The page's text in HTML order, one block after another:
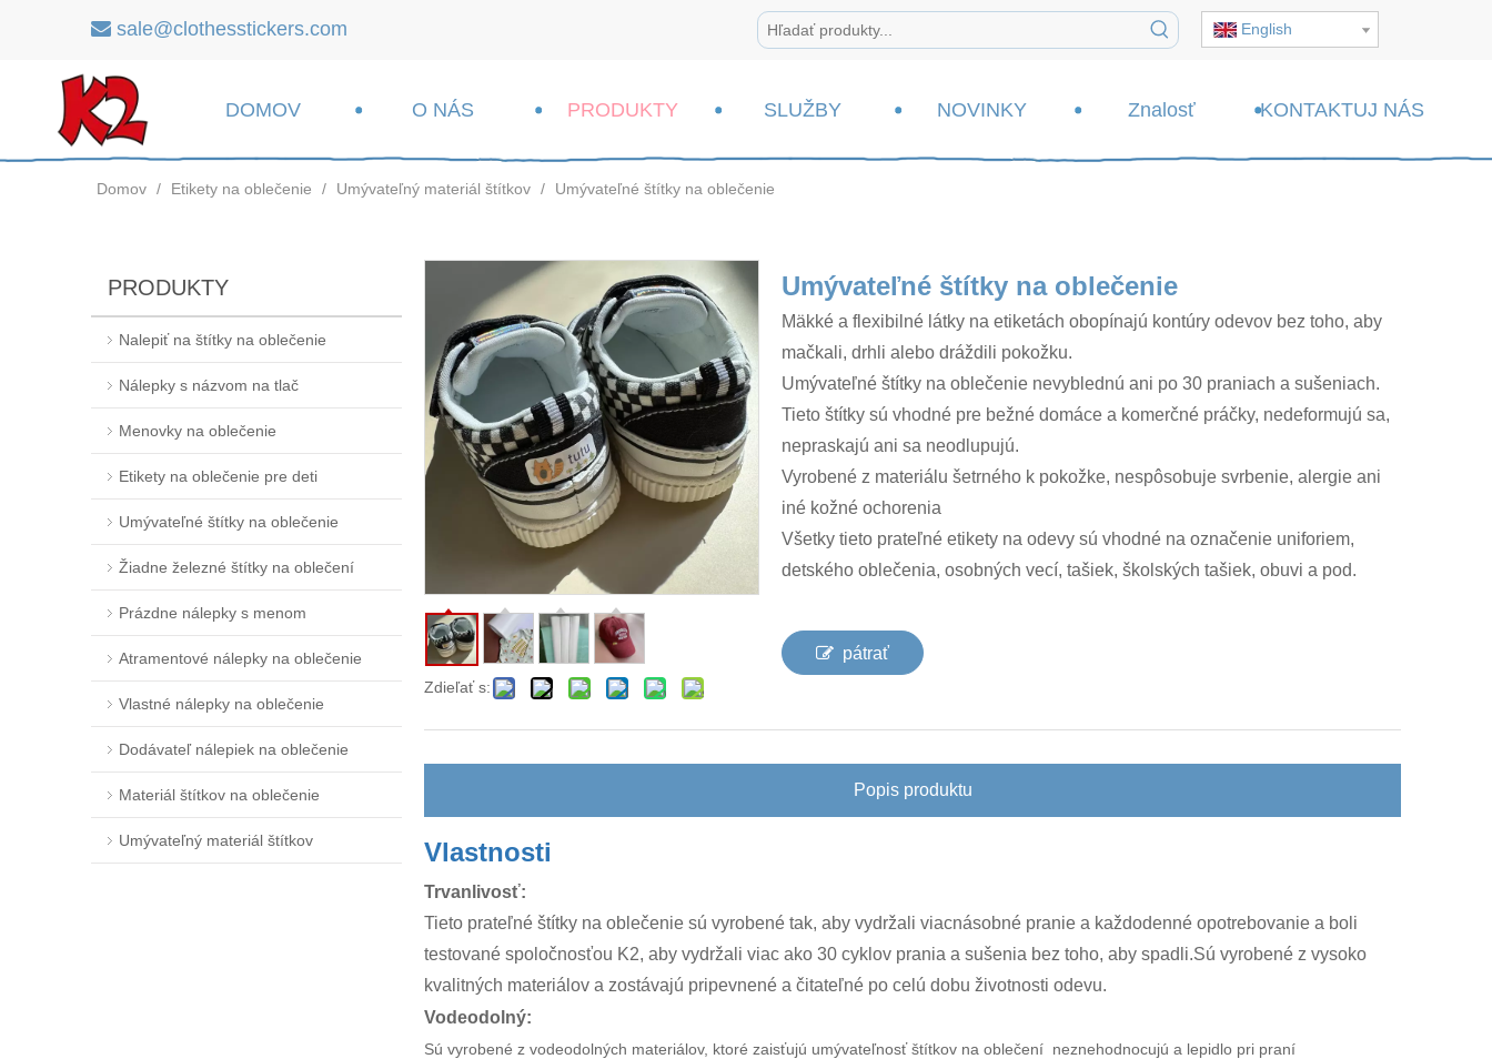
 sale@clothesstickers.com English
DOMOV O NÁS PRODUKTY SLUŽBY NOVINKY Znalosť KONTAKTUJ NÁS
Domov / Etikety na oblečenie / Umývateľný materiál štítkov / Umývateľné štítky na oblečenie
PRODUKTY
Nalepiť na štítky na oblečenie
Nálepky s názvom na tlač
Menovky na oblečenie
Etikety na oblečenie pre deti
Umývateľné štítky na oblečenie
Žiadne železné štítky na oblečení
Prázdne nálepky s menom
Atramentové nálepky na oblečenie
Vlastné nálepky na oblečenie
Dodávateľ nálepiek na oblečenie
Materiál štítkov na oblečenie
Umývateľný materiál štítkov
Zdieľať s:
Umývateľné štítky na oblečenie
Mäkké a flexibilné látky na etiketách obopínajú kontúry odevov bez toho, aby
mačkali, drhli alebo dráždili pokožku.
Umývateľné štítky na oblečenie nevyblednú ani po 30 praniach a sušeniach.
Tieto štítky sú vhodné pre bežné domáce a komerčné práčky, nedeformujú sa,
nepraskajú ani sa neodlupujú.
Vyrobené z materiálu šetrného k pokožke, nespôsobuje svrbenie, alergie ani
iné kožné ochorenia
Všetky tieto prateľné etikety na odevy sú vhodné na označenie uniforiem,
detského oblečenia, osobných vecí, tašiek, školských tašiek, obuvi a pod.
pátrať
Popis produktu
Vlastnosti
Trvanlivosť:
Tieto prateľné štítky na oblečenie sú vyrobené tak, aby vydržali viacnásobné pranie a každodenné opotrebovanie a boli
testované spoločnosťou K2, aby vydržali viac ako 30 cyklov prania a sušenia bez toho, aby spadli.Sú vyrobené z vysoko
kvalitných materiálov a zostávajú pripevnené a čitateľné po celú dobu životnosti odevu.
Vodeodolný:
Sú vyrobené z vodeodolných materiálov, ktoré zaisťujú umývateľnosť štítkov na oblečení neznehodnocujú a lepidlo pri praní